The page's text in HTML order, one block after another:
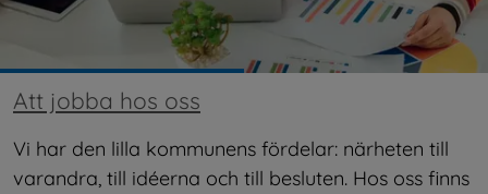
Att jobba hos oss
Vi har den lilla kommunens fördelar: närheten till
varandra, till idéerna och till besluten. Hos oss finns